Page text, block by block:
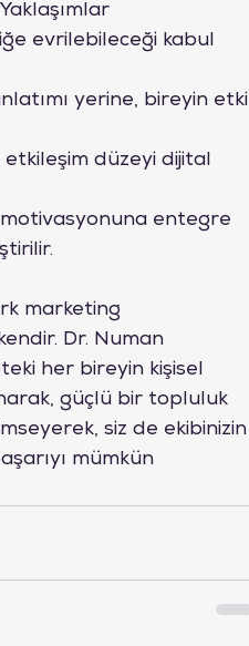
evrilebileceği kabul
yerine, bireyin etki
etkileşim düzeyi dijital
entegre
marketing
Dr. Numan
her bireyin kişisel
güçlü bir topluluk
siz de ekibinizin
mümkün